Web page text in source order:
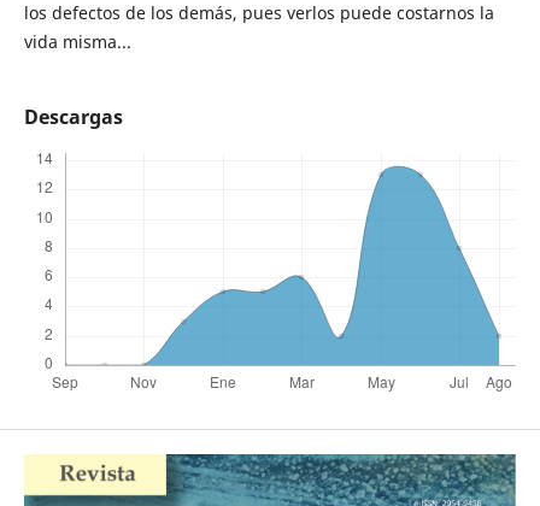
los defectos de los demás, pues verlos puede costarnos la
vida misma...
Descargas